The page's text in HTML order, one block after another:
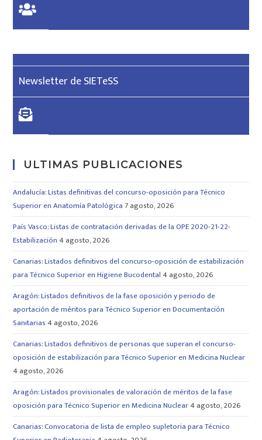
Newsletter de SIETeSS
ULTIMAS PUBLICACIONES
Andalucía: Listas definitivas del concurso-oposición para Técnico
Superior en Anatomía Patológica 7 agosto, 2026
País Vasco: Listas de contratación derivadas de la OPE 2020-21-22-
Estabilización 4 agosto, 2026
Canarias: Listados definitivos del concurso-oposición de estabilización
para Técnico Superior en Higiene Bucodental 4 agosto, 2026
Aragón: Listados definitivos de la fase oposición y periodo de
aportación de méritos para Técnico Superior en Documentación
Sanitarias 4 agosto, 2026
Canarias: Listados definitivos de personas que superan el concurso-
oposición de estabilización para Técnico Superior en Medicina Nuclear
4 agosto, 2026
Aragón: Listados provisionales de valoración de méritos de la fase
oposición para Técnico Superior en Medicina Nuclear4 agosto, 2026
Canarias: Convocatoria de lista de empleo supletoria para Técnico